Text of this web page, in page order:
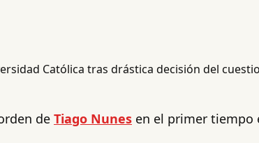
de Tiago Nunes en el primer tiempo